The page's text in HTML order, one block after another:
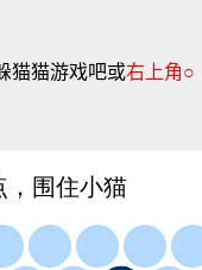
猫猫游戏吧或右上角○